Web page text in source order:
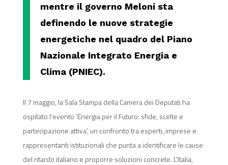
mentre il governo Meloni sta
definendo le nuove strategie
energetiche nel quadro del Piano
Nazionale Integrato Energia e
Clima (PNIEC).
Il 7 maggio, la Sala Stampa della Camera dei Deputati ha
ospitato l’evento ‘Energia per il Futuro: sfide, scelte e
partecipazione attiva’, un confronto tra esperti, imprese e
rappresentanti istituzionali che punta a identificare le cause
del ritardo italiano e proporre soluzioni concrete. L’Italia,